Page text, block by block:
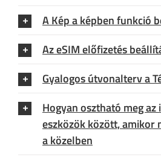
A Kép a képben funkció
Az eSIM előfizetés
Gyalogos útvonalterv a
Hogyan osztható meg
eszközök között, amikor
a közelben